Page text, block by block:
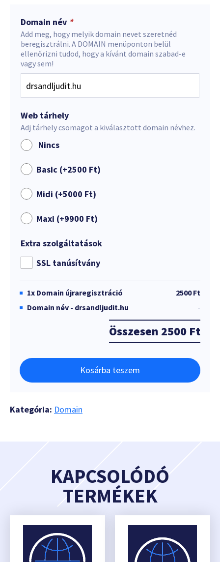
Domain név *
Add meg, hogy melyik domain nevet szeretnéd
beregisztrálni. A DOMAIN menüponton belül
ellenőrizni tudod, hogy a kívánt domain szabad-e
vagy sem!
Web tárhely
Adj tárhely csomagot a kiválasztott domain névhez.
Nincs
Basic (+2500 Ft)
Midi (+5000 Ft)
Maxi (+9900 Ft)
Extra szolgáltatások
SSL tanúsítvány
1x Domain újraregisztráció
2500 Ft
Domain név - drsandljudit.hu
-
Összesen 2500 Ft
Kosárba teszem
Kategória: Domain
KAPCSOLÓDÓ
TERMÉKEK